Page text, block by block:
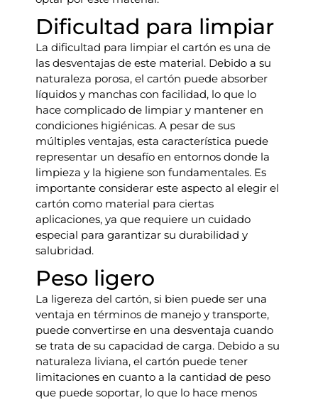
Dificultad para limpiar
La dificultad para limpiar el cartón es una de
las desventajas de este material. Debido a su
naturaleza porosa, el cartón puede absorber
líquidos y manchas con facilidad, lo que lo
hace complicado de limpiar y mantener en
condiciones higiénicas. A pesar de sus
múltiples ventajas, esta característica puede
representar un desafío en entornos donde la
limpieza y la higiene son fundamentales. Es
importante considerar este aspecto al elegir el
cartón como material para ciertas
aplicaciones, ya que requiere un cuidado
especial para garantizar su durabilidad y
salubridad.
Peso ligero
La ligereza del cartón, si bien puede ser una
ventaja en términos de manejo y transporte,
puede convertirse en una desventaja cuando
se trata de su capacidad de carga. Debido a su
naturaleza liviana, el cartón puede tener
limitaciones en cuanto a la cantidad de peso
que puede soportar, lo que lo hace menos